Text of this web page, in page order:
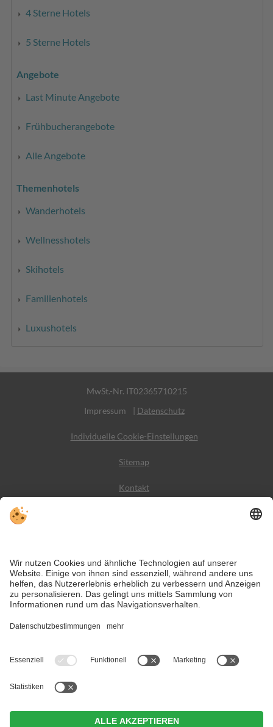
4 Sterne Hotels
5 Sterne Hotels
Angebote
Last Minute Angebote
Frühbucherangebote
Alle Angebote
Themenhotels
Wanderhotels
Wellnesshotels
Skihotels
Familienhotels
Luxushotels
MwSt.-Nr. IT02365710215
Impressum
| Datenschutz
Individuelle Cookie-Einstellungen
Sitemap
Kontakt
VIVODolomiti ist das Reiseportal für unvergesslichen
Bergurlaub – mit Unterkünften und Angeboten in den
Dolomiten, im UNESCO Weltnaturerbe.
Trotz genauer Arbeit und ständigem Aktualisieren der Inhalte, können Fehler
auftreten. Wir übernehmen keine Gewähr für die Richtigkeit und
Vollständigkeit aller Informationen.
Informieren Sie sich sicherheitshalber nochmals beim Veranstalter vor Ort